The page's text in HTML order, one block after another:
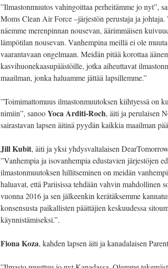
”Ilmastonmuutos vahingoittaa perheitämme jo nyt”,
Moms Clean Air Force –järjestön perustaja ja
näemme merenpinnan nousevan, äärimmäisen
lämpötilan nousevan. Vanhempina meillä ei ole
vaarantavaan ongelmaan. Meidän pitää korottaa
kasvihuonekaasupäästöille, jotka aiheuttavat
maailman, jonka haluamme jättää lapsillemme.”
”Toimimattomuus ilmastonmuutoksen kiihtyessä on
nimiin”, sanooYoca Arditi-Roch, äiti ja perulaisen
sairastavan lapsen äitinä pyydän kaikkia maailman
Jill Kubit, äiti ja yksi yhdysvaltalaisen
”Vanhempia ja isovanhempia edustavien järjestöjen
ilmastonmuutoksen hillitseminen on meidän
haluavat, että Pariisissa tehdään vahvin mahdollinen
vuonna 2016 ja sen jälkeenkin kerätäksemme
konsensusta paikallisten päättäjien keskuudessa
käynnistämiseksi.”.
Fiona Koza, kahden lapsen äiti ja kanadalaisen